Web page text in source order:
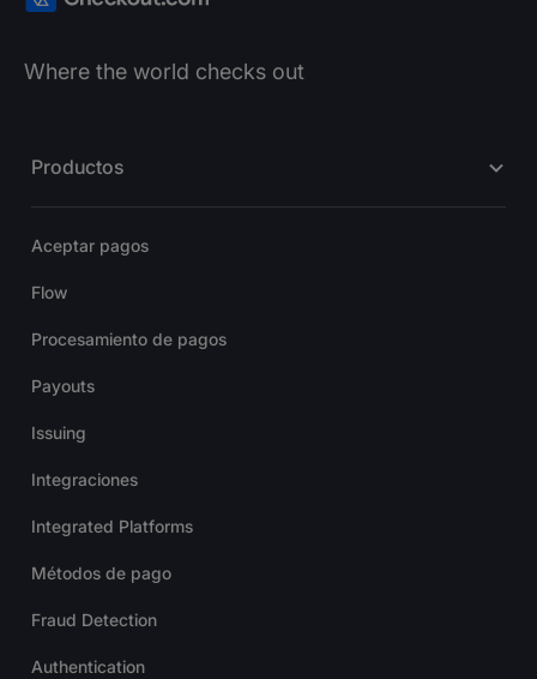
Where the world checks out
Productos
Aceptar pagos
Flow
Procesamiento de pagos
Payouts
Issuing
Integraciones
Integrated Platforms
Métodos de pago
Fraud Detection
Authentication